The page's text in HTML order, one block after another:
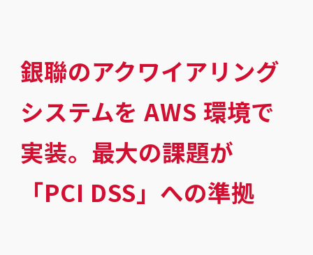
銀聯のアクワイアリング
システムを AWS 環境で
実装。最大の課題が
「PCI DSS」への準拠